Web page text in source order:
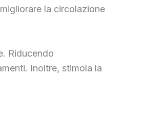
la circolazione
Riducendo
Inoltre, stimola la